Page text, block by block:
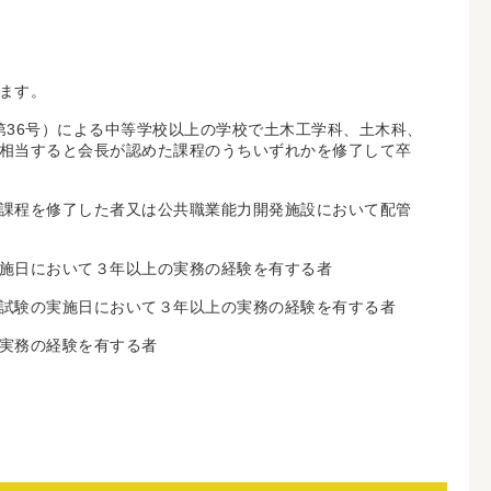
す。
号）による中等学校以上の学校で土木工学科、土木科、
当すると会長が認めた課程のうちいずれかを修了して卒
程を修了した者又は公共職業能力開発施設において配管
日において３年以上の実務の経験を有する者
験の実施日において３年以上の実務の経験を有する者
務の経験を有する者